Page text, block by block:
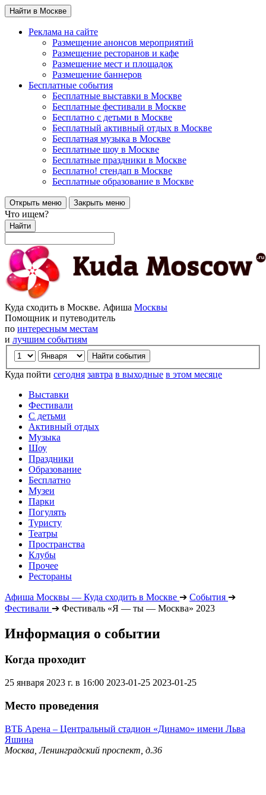
Найти в Москве
Реклама на сайте
Размещение анонсов мероприятий
Размещение ресторанов и кафе
Размещение мест и площадок
Размещение баннеров
Бесплатные события
Бесплатные выставки в Москве
Бесплатные фестивали в Москве
Бесплатно с детьми в Москве
Бесплатный активный отдых в Москве
Бесплатная музыка в Москве
Бесплатные шоу в Москве
Бесплатные праздники в Москве
Бесплатно! стендап в Москве
Бесплатные образование в Москве
Открыть меню Закрыть меню
Что ищем?
Найти
Куда сходить в Москве. Афиша Москвы
Помощник и путеводитель
по интересным местам
и лучшим событиям
Куда пойти сегодня завтра в выходные в этом месяце
Выставки
Фестивали
С детьми
Активный отдых
Музыка
Шоу
Праздники
Образование
Бесплатно
Музеи
Парки
Погулять
Туристу
Театры
Пространства
Клубы
Прочее
Рестораны
Афиша Москвы — Куда сходить в Москве ➔ События ➔
Фестивали ➔ Фестиваль «Я — ты — Москва» 2023
Информация о событии
Когда проходит
25 января 2023 г. в 16:00 2023-01-25 2023-01-25
Место проведения
ВТБ Арена – Центральный стадион «Динамо» имени Льва
Яшина
Москва, Ленинградский проспект, д.36